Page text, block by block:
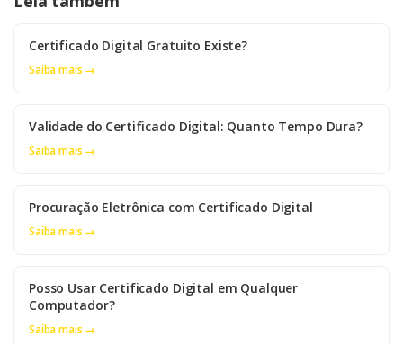
Certificado Digital Gratuito Existe?
Saiba mais →
Validade do Certificado Digital: Quanto Tempo Dura?
Saiba mais →
Procuração Eletrônica com Certificado Digital
Saiba mais →
Posso Usar Certificado Digital em Qualquer
Computador?
Saiba mais →